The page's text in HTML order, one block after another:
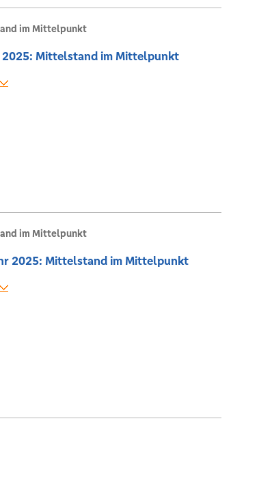
im Mittelpunkt
2025: Mittelstand im Mittelpunkt
im Mittelpunkt
2025: Mittelstand im Mittelpunkt